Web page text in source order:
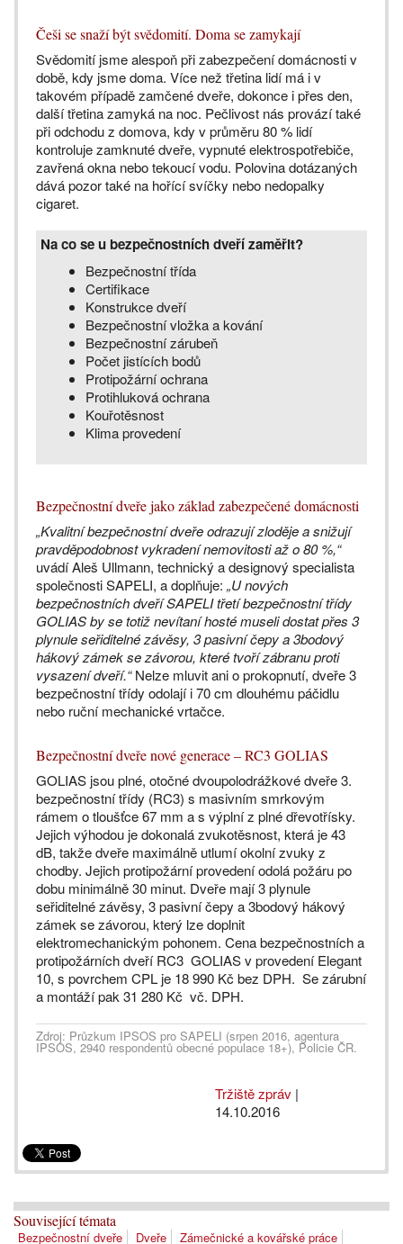
Češi se snaží být svědomití. Doma se zamykají
Svědomití jsme alespoň při zabezpečení domácnosti v
době, kdy jsme doma. Více než třetina lidí má i v
takovém případě zamčené dveře, dokonce i přes den,
další třetina zamyká na noc. Pečlivost nás provází také
při odchodu z domova, kdy v průměru 80 % lidí
kontroluje zamknuté dveře, vypnuté elektrospotřebiče,
zavřená okna nebo tekoucí vodu. Polovina dotázaných
dává pozor také na hořící svíčky nebo nedopalky
cigaret.
Na co se u bezpečnostních dveří zaměřit?
Bezpečnostní třída
Certifikace
Konstrukce dveří
Bezpečnostní vložka a kování
Bezpečnostní zárubeň
Počet jistících bodů
Protipožární ochrana
Protihluková ochrana
Kouřotěsnost
Klima provedení
Bezpečnostní dveře jako základ zabezpečené domácnosti
„Kvalitní bezpečnostní dveře odrazují zloděje a snižují
pravděpodobnost vykradení nemovitosti až o 80 %,“
uvádí Aleš Ullmann, technický a designový specialista
společnosti SAPELI, a doplňuje: „U nových
bezpečnostních dveří SAPELI třetí bezpečnostní třídy
GOLIAS by se totiž nevítaní hosté museli dostat přes 3
plynule seřiditelné závěsy, 3 pasivní čepy a 3bodový
hákový zámek se závorou, které tvoří zábranu proti
vysazení dveří.“Nelze mluvit ani o prokopnutí, dveře 3
bezpečnostní třídy odolají i 70 cm dlouhému páčidlu
nebo ruční mechanické vrtačce.
Bezpečnostní dveře nové generace – RC3 GOLIAS
GOLIAS jsou plné, otočné dvoupolodrážkové dveře 3.
bezpečnostní třídy (RC3) s masivním smrkovým
rámem o tloušťce 67 mm a s výplní z plné dřevotřísky.
Jejich výhodou je dokonalá zvukotěsnost, která je 43
dB, takže dveře maximálně utlumí okolní zvuky z
chodby. Jejich protipožární provedení odolá požáru po
dobu minimálně 30 minut. Dveře mají 3 plynule
seřiditelné závěsy, 3 pasivní čepy a 3bodový hákový
zámek se závorou, který lze doplnit
elektromechanickým pohonem. Cena bezpečnostních a
protipožárních dveří RC3 GOLIAS v provedení Elegant
10, s povrchem CPL je 18 990 Kč bez DPH. Se zárubní
a montáží pak 31 280 Kč vč. DPH.
Zdroj: Průzkum IPSOS pro SAPELI (srpen 2016, agentura
IPSOS, 2940 respondentů obecné populace 18+), Policie ČR.
Tržiště zpráv |
14.10.2016
Související témata
Bezpečnostní dveře Dveře Zámečnické a kovářské práce